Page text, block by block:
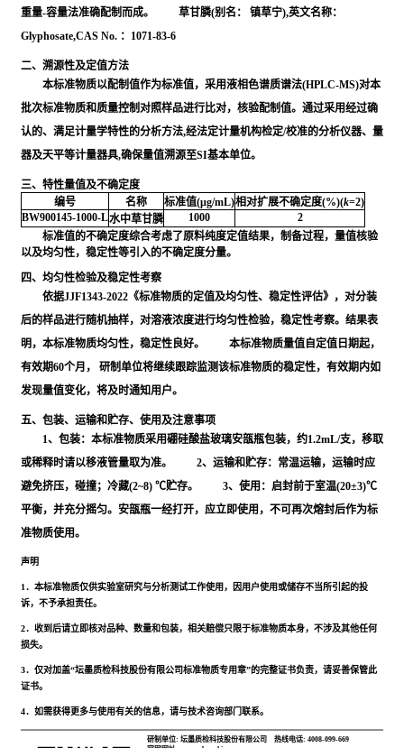
重量-容量法准确配制而成。 草甘膦(别名： 镇草宁),英文名称：
Glyphosate,CAS No. ：1071-83-6
二、溯源性及定值方法
本标准物质以配制值作为标准值，采用液相色谱质谱法(HPLC-MS)对本
批次标准物质和质量控制对照样品进行比对，核验配制值。通过采用经过确
认的、满足计量学特性的分析方法,经法定计量机构检定/校准的分析仪器、量
器及天平等计量器具,确保量值溯源至SI基本单位。
三、特性量值及不确定度
编号
名称 标准值(μg/mL)相对扩展不确定度(%)(k=2)
BW900145-1000-L水中草甘膦 1000
2
标准值的不确定度综合考虑了原料纯度定值结果，制备过程，量值核验
以及均匀性，稳定性等引入的不确定度分量。
四、均匀性检验及稳定性考察
依据JJF1343-2022《标准物质的定值及均匀性、稳定性评估》，对分装
后的样品进行随机抽样，对溶液浓度进行均匀性检验，稳定性考察。结果表
明，本标准物质均匀性，稳定性良好。 本标准物质量值自定值日期起，
有效期60个月， 研制单位将继续跟踪监测该标准物质的稳定性，有效期内如
发现量值变化，将及时通知用户。
五、包装、运输和贮存、使用及注意事项
1、包装：本标准物质采用硼硅酸盐玻璃安瓿瓶包装，约1.2mL/支，移取
或稀释时请以移液管量取为准。 2、运输和贮存：常温运输，运输时应
避免挤压，碰撞；冷藏(2~8) ℃贮存。 3、使用：启封前于室温(20±3)℃
平衡，并充分摇匀。安瓿瓶一经打开，应立即使用，不可再次熔封后作为标
准物质使用。
声明
1．本标准物质仅供实验室研究与分析测试工作使用，因用户使用或储存不当所引起的投
诉，不予承担责任。
2．收到后请立即核对品种、数量和包装，相关赔偿只限于标准物质本身，不涉及其他任何
损失。
3．仅对加盖“坛墨质检科技股份有限公司标准物质专用章”的完整证书负责，请妥善保管此
证书。
4．如需获得更多与使用有关的信息，请与技术咨询部门联系。
研制单位: 坛墨质检科技股份有限公司
热线电话: 4008-099-669